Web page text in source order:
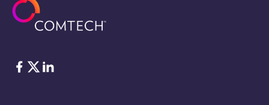
Facebook
Twitter
LinkedIn